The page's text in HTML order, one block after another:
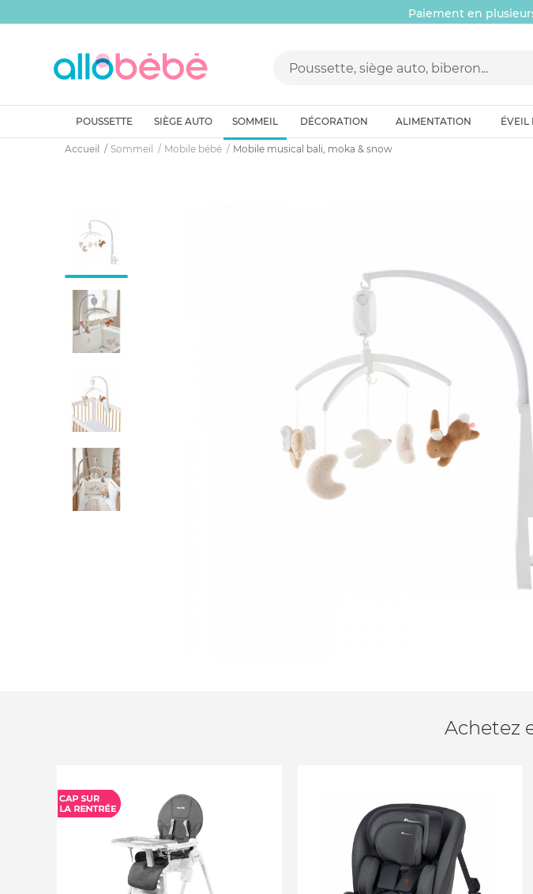
Paiement en
POUSSETTE SIÈGE AUTO SOMMEIL DÉCORATION ALIMENTATION ÉVEIL
Accueil Sommeil Mobile bébé Mobile musical bali, moka & snow
Achetez